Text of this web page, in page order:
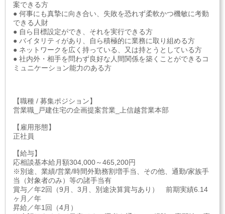
案できる方
● 何事にも真摯に向き合い​、失敗を恐れず柔軟かつ機敏に考動
できる人財
● 自ら目標設定ができ、それを実行できる方
● バイタリティがあり、自ら積極的に業務に取り組める方
● ネットワークを広く持っている、又は持とうとしている方
● 社内外・相手を問わず良好な人間関係を築くことができるコ
ミュニケーション能力のある方
【職種 / 募集ポジション】
営業職_戸建住宅の企画提案営業_上信越営業本部
【雇用形態】
正社員
【給与】
応相談基本給月額304,000～465,200円
※別途、業績/営業/時間外勤務割増手当、その他、通勤/家族手
当（対象者のみ）等の諸手当有
賞与／年2回（9月、3月、別途決算賞与あり） 前期実績6.14
ヶ月／年
昇給／年1回（4月）